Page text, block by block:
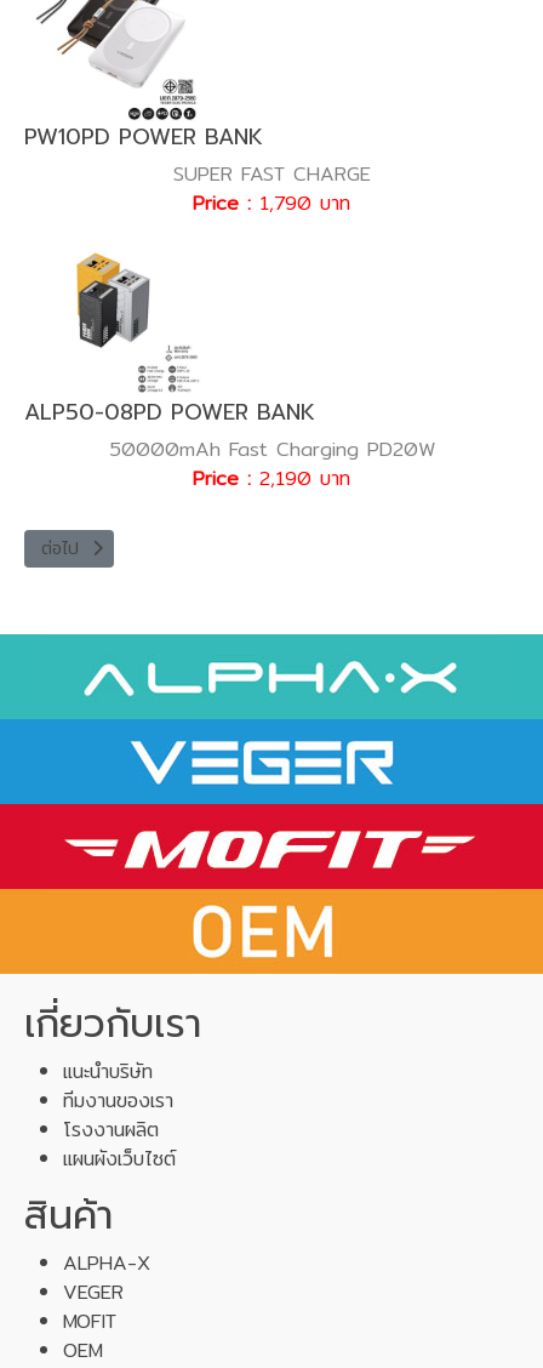
PW10PD POWER BANK
SUPER FAST CHARGE
Price : 1,790 บาท
ALP50-08PD POWER BANK
50000mAh Fast Charging PD20W
Price : 2,190 บาท
เนื้อหาถัดไป: M2USB-12W FAST CHARGER
ต่อไป
เกี่ยวกับเรา
แนะนำบริษัท
ทีมงานของเรา
โรงงานผลิต
แผนผังเว็บไซต์
สินค้า
ALPHA-X
VEGER
MOFIT
OEM